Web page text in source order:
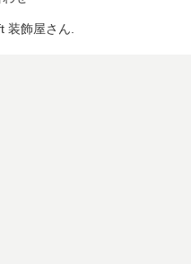
装飾屋さん.